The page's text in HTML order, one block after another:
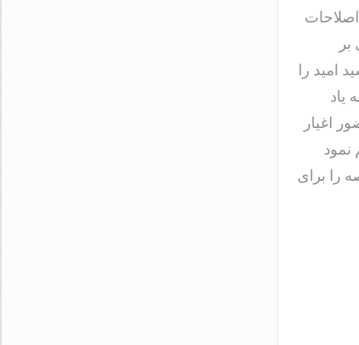
امید را
یاد
اغیار
نمود
را برای